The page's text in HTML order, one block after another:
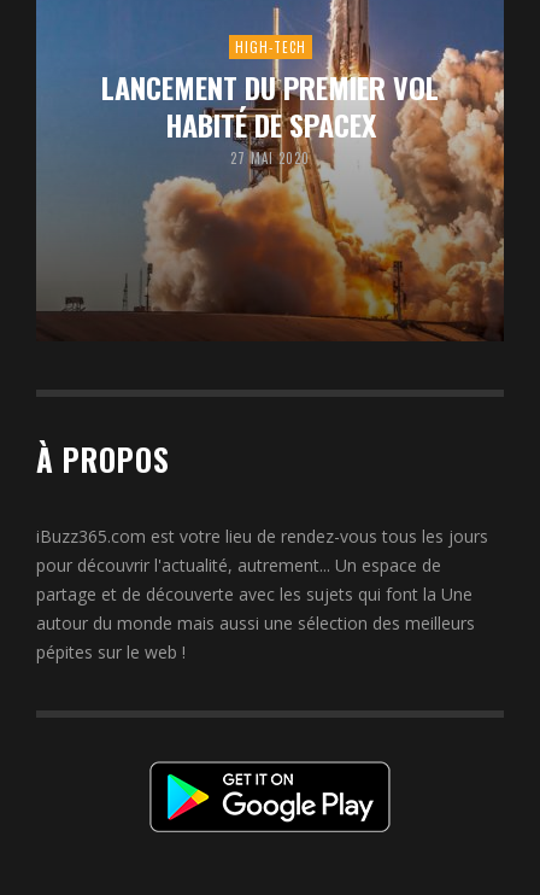
HIGH-TECH
LANCEMENT DU PREMIER VOL
HABITÉ DE SPACEX
27 MAI 2020
À PROPOS
iBuzz365.com est votre lieu de rendez-vous tous les jours
pour découvrir l'actualité, autrement... Un espace de
partage et de découverte avec les sujets qui font la Une
autour du monde mais aussi une sélection des meilleurs
pépites sur le web !